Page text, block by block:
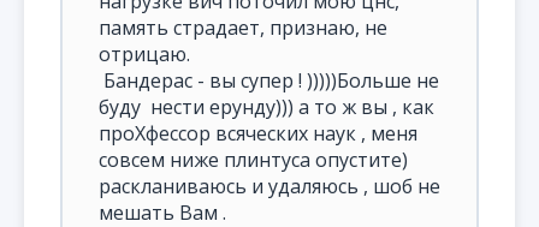
память страдает, признаю, не
отрицаю.
Бандерас - вы супер ! )))))Больше не
буду нести ерунду))) а то ж вы , как
проХфессор всяческих наук , меня
совсем ниже плинтуса опустите)
раскланиваюсь и удаляюсь , шоб не
мешать Вам .